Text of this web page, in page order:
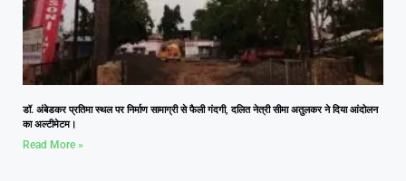
डॉ. अंबेडकर प्रतिमा स्थल पर निर्माण सामाग्री से फैली गंदगी, दलित नेत्री सीमा अतुलकर ने दिया आंदोलन
का अल्टीमेटम।
Read More »